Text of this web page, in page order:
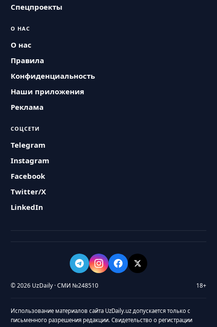
Спецпроекты
О НАС
О нас
Правила
Конфиденциальность
Наши приложения
Реклама
СОЦСЕТИ
Telegram
Instagram
Facebook
Twitter/X
LinkedIn
© 2026 UzDaily · СМИ №248510 18+
Использование материалов сайта UzDaily.uz допускается только с
письменного разрешения редакции. Свидетельство о регистрации